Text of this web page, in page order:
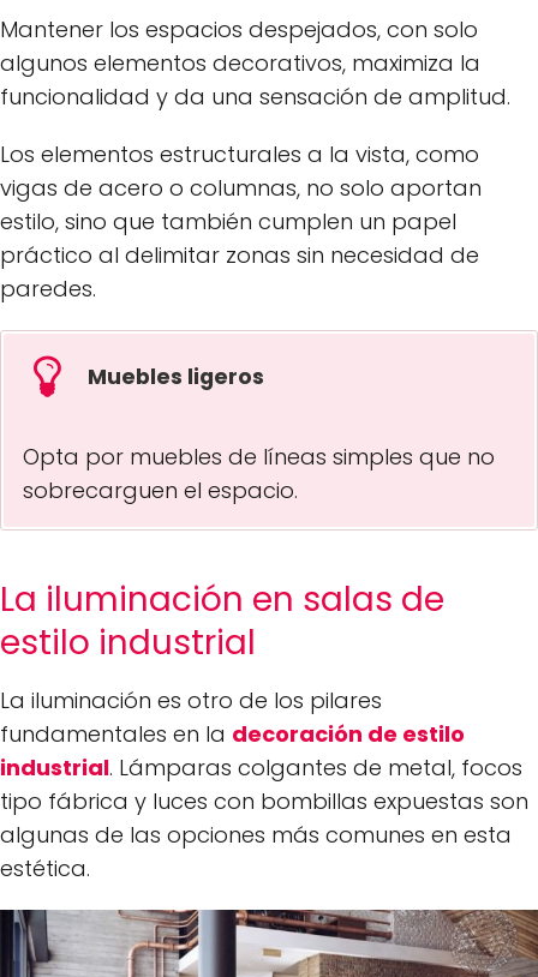
Mantener los espacios despejados, con solo
algunos elementos decorativos, maximiza la
funcionalidad y da una sensación de amplitud.
Los elementos estructurales a la vista, como
vigas de acero o columnas, no solo aportan
estilo, sino que también cumplen un papel
práctico al delimitar zonas sin necesidad de
paredes.
Muebles ligeros
Opta por muebles de líneas simples que no
sobrecarguen el espacio.
La iluminación en salas de
estilo industrial
La iluminación es otro de los pilares
fundamentales en la decoración de estilo
industrial. Lámparas colgantes de metal, focos
tipo fábrica y luces con bombillas expuestas son
algunas de las opciones más comunes en esta
estética.